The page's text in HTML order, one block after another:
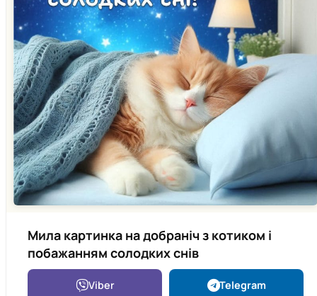
Мила картинка на добраніч з котиком і
побажанням солодких снів
Viber Telegram